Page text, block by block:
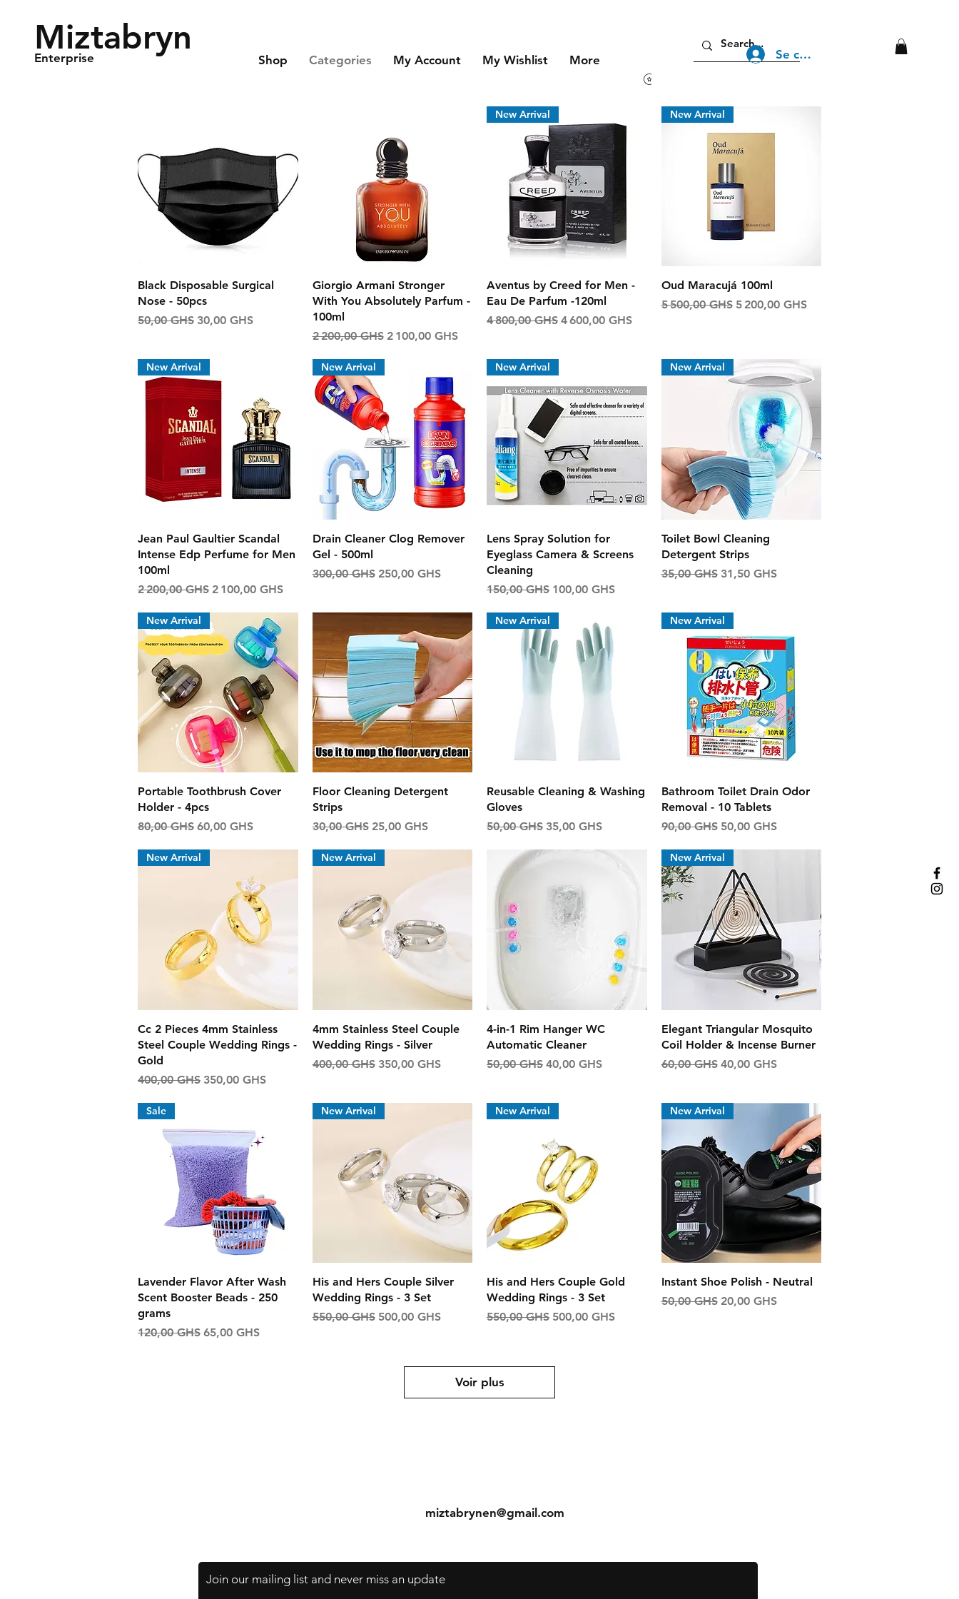
Miztabryn
Enterprise Shop Categories My Account My Wishlist More Se connecter
Aperçu rapide
Black Disposable Surgical
Nose - 50pcs
Prix original
50,00 GHS Prix promotionnel
30,00 GHS
Aperçu rapide
Giorgio Armani Stronger
With You Absolutely Parfum -
100ml
Prix original
2 200,00 GHS Prix promotionnel
2 100,00 GHS
Aperçu rapide
New Arrival
Aventus by Creed for Men -
Eau De Parfum -120ml
Prix original
4 800,00 GHS Prix promotionnel
4 600,00 GHS
Aperçu rapide
New Arrival
Oud Maracujá 100ml
Prix original
5 500,00 GHS Prix promotionnel
5 200,00 GHS
Aperçu rapide
New Arrival
Jean Paul Gaultier Scandal
Intense Edp Perfume for Men
100ml
Prix original
2 200,00 GHS Prix promotionnel
2 100,00 GHS
Aperçu rapide
New Arrival
Drain Cleaner Clog Remover
Gel - 500ml
Prix original
300,00 GHS Prix promotionnel
250,00 GHS
Aperçu rapide
New Arrival
Lens Spray Solution for
Eyeglass Camera & Screens
Cleaning
Prix original
150,00 GHS Prix promotionnel
100,00 GHS
Aperçu rapide
New Arrival
Toilet Bowl Cleaning
Detergent Strips
Prix original
35,00 GHS Prix promotionnel
31,50 GHS
Aperçu rapide
New Arrival
Portable Toothbrush Cover
Holder - 4pcs
Prix original
80,00 GHS Prix promotionnel
60,00 GHS
Aperçu rapide
Floor Cleaning Detergent
Strips
Prix original
30,00 GHS Prix promotionnel
25,00 GHS
Aperçu rapide
New Arrival
Reusable Cleaning & Washing
Gloves
Prix original
50,00 GHS Prix promotionnel
35,00 GHS
Aperçu rapide
New Arrival
Bathroom Toilet Drain Odor
Removal - 10 Tablets
Prix original
90,00 GHS Prix promotionnel
50,00 GHS
Aperçu rapide
New Arrival
Cc 2 Pieces 4mm Stainless
Steel Couple Wedding Rings -
Gold
Prix original
400,00 GHS Prix promotionnel
350,00 GHS
Aperçu rapide
New Arrival
4mm Stainless Steel Couple
Wedding Rings - Silver
Prix original
400,00 GHS Prix promotionnel
350,00 GHS
Aperçu rapide
4-in-1 Rim Hanger WC
Automatic Cleaner
Prix original
50,00 GHS Prix promotionnel
40,00 GHS
Aperçu rapide
New Arrival
Elegant Triangular Mosquito
Coil Holder & Incense Burner
Prix original
60,00 GHS Prix promotionnel
40,00 GHS
Aperçu rapide
Sale
Lavender Flavor After Wash
Scent Booster Beads - 250
grams
Prix original
120,00 GHS Prix promotionnel
65,00 GHS
Aperçu rapide
New Arrival
His and Hers Couple Silver
Wedding Rings - 3 Set
Prix original
550,00 GHS Prix promotionnel
500,00 GHS
Aperçu rapide
New Arrival
His and Hers Couple Gold
Wedding Rings - 3 Set
Prix original
550,00 GHS Prix promotionnel
500,00 GHS
Aperçu rapide
New Arrival
Instant Shoe Polish - Neutral
Prix original
50,00 GHS Prix promotionnel
20,00 GHS
Voir plus
miztabrynen@gmail.com
Join our mailing list and never miss an update